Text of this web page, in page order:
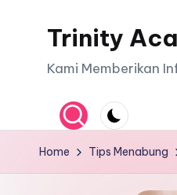
Trinity
Kami Memberikan
Home Tips Menabung